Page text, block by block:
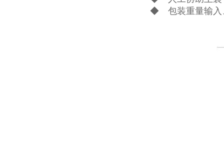
◆ 包装重量输入